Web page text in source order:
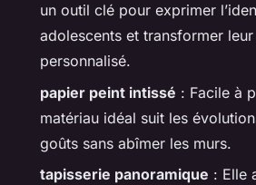
un outil clé pour exprimer
adolescents et transformer
personnalisé.
papier peint intissé : Facile à
matériau idéal suit les
goûts sans abîmer les murs.
tapisserie panoramique : Elle